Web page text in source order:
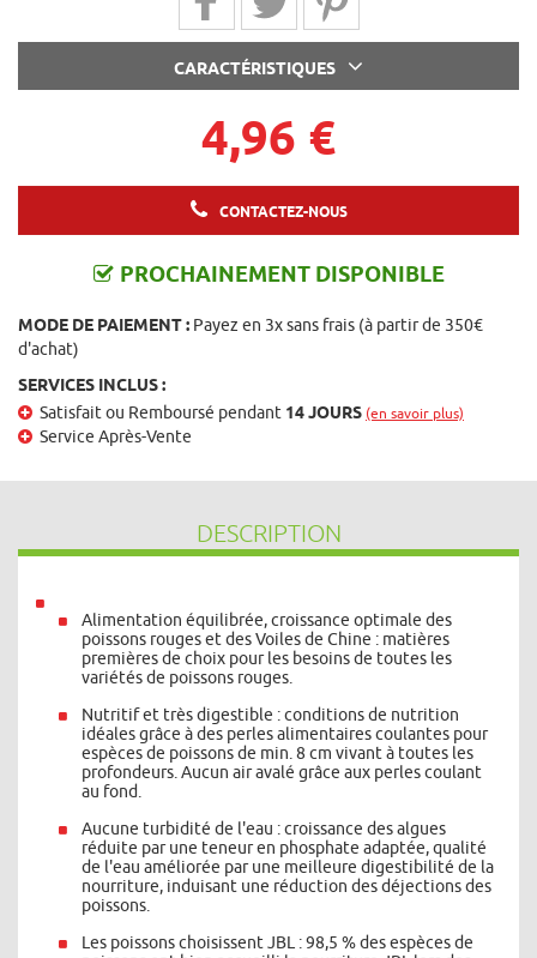
CARACTÉRISTIQUES
4,96 €
CONTACTEZ-NOUS
PROCHAINEMENT DISPONIBLE
MODE DE PAIEMENT : Payez en 3x sans frais (à partir de 350€
d'achat)
SERVICES INCLUS :
Satisfait ou Remboursé pendant 14 JOURS (en savoir plus)
Service Après-Vente
DESCRIPTION
Alimentation équilibrée, croissance optimale des
poissons rouges et des Voiles de Chine : matières
premières de choix pour les besoins de toutes les
variétés de poissons rouges.
Nutritif et très digestible : conditions de nutrition
idéales grâce à des perles alimentaires coulantes pour
espèces de poissons de min. 8 cm vivant à toutes les
profondeurs. Aucun air avalé grâce aux perles coulant
au fond.
Aucune turbidité de l'eau : croissance des algues
réduite par une teneur en phosphate adaptée, qualité
de l'eau améliorée par une meilleure digestibilité de la
nourriture, induisant une réduction des déjections des
poissons.
Les poissons choisissent JBL : 98,5 % des espèces de